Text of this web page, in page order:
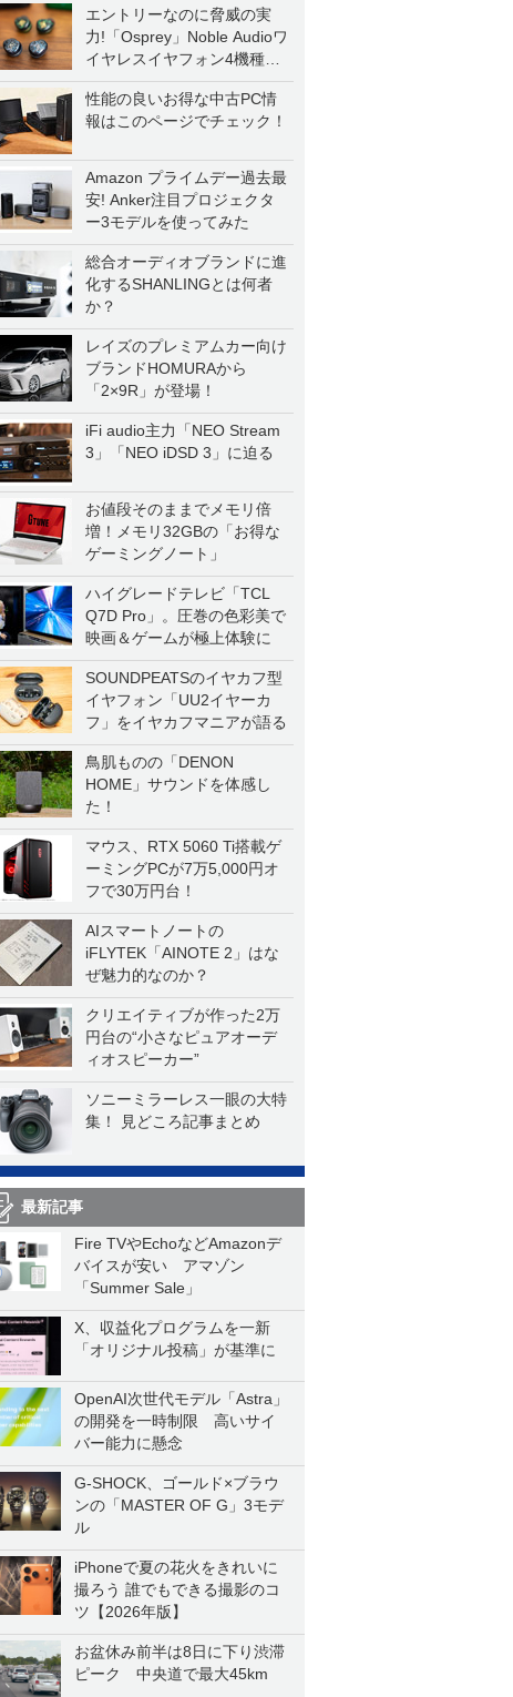
エントリーなのに脅威の実
力!「Osprey」Noble Audioワ
イヤレスイヤフォン4機種を
一気に聴く
性能の良いお得な中古PC情
報はこのページでチェック！
Amazon プライムデー過去最
安! Anker注目プロジェクタ
ー3モデルを使ってみた
総合オーディオブランドに進
化するSHANLINGとは何者
か？
レイズのプレミアムカー向け
ブランドHOMURAから
「2×9R」が登場！
iFi audio主力「NEO Stream
3」「NEO iDSD 3」に迫る
お値段そのままでメモリ倍
増！メモリ32GBの「お得な
ゲーミングノート」
ハイグレードテレビ「TCL
Q7D Pro」。圧巻の色彩美で
映画＆ゲームが極上体験に
SOUNDPEATSのイヤカフ型
イヤフォン「UU2イヤーカ
フ」をイヤカフマニアが語る
鳥肌ものの「DENON
HOME」サウンドを体感し
た！
マウス、RTX 5060 Ti搭載ゲ
ーミングPCが7万5,000円オ
フで30万円台！
AIスマートノートの
iFLYTEK「AINOTE 2」はな
ぜ魅力的なのか？
クリエイティブが作った2万
円台の“小さなピュアオーデ
ィオスピーカー”
ソニーミラーレス一眼の大特
集！ 見どころ記事まとめ
最新記事
Fire TVやEchoなどAmazonデ
バイスが安い アマゾン
「Summer Sale」
X、収益化プログラムを一新
「オリジナル投稿」が基準に
OpenAI次世代モデル「Astra」
の開発を一時制限 高いサイ
バー能力に懸念
G-SHOCK、ゴールド×ブラウ
ンの「MASTER OF G」3モデ
ル
iPhoneで夏の花火をきれいに
撮ろう 誰でもできる撮影のコ
ツ【2026年版】
お盆休み前半は8日に下り渋滞
ピーク 中央道で最大45km